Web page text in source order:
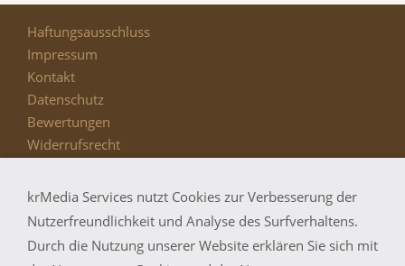
Haftungsausschluss
Impressum
Kontakt
Datenschutz
Bewertungen
Widerrufsrecht
Bildernachweis
Funktionsgarantie
krMedia Services nutzt Cookies zur Verbesserung der
Nutzerfreundlichkeit und Analyse des Surfverhaltens.
Durch die Nutzung unserer Website erklären Sie sich mit